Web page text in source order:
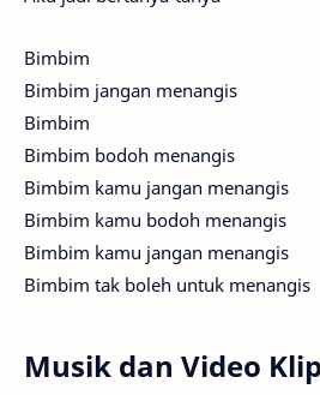
Bimbim
Bimbim jangan menangis
Bimbim
Bimbim bodoh menangis
Bimbim kamu jangan menangis
Bimbim kamu bodoh menangis
Bimbim kamu jangan menangis
Bimbim tak boleh untuk menangis
Musik dan Video